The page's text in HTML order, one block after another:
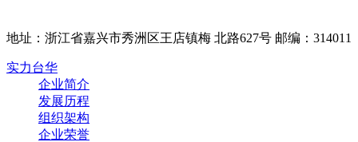
地址：浙江省嘉兴市秀洲区王店镇梅 北路627号 邮编：314011
实力台华
企业简介
发展历程
组织架构
企业荣誉